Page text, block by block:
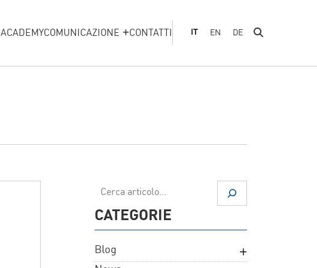
ACADEMYCOMUNICAZIONE CONTATTI IT EN DE
Cerca
CATEGORIE
Blog